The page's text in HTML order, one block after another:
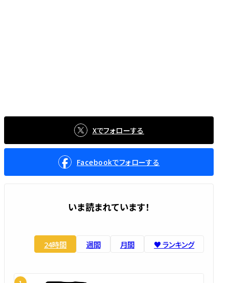
Xでフォローする
Facebookでフォローする
いま読まれています！
24時間 週間 月間 ♥️ ランキング